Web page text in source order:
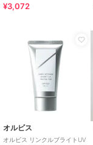
イージーケア】
¥3,072
オルビス
オルビス リンクルブライトUV